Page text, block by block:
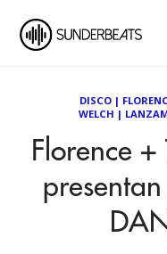
DISCO |
WELCH |
Florence